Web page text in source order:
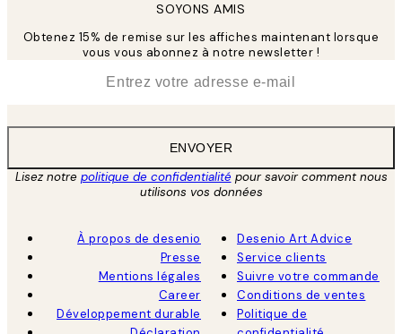
SOYONS AMIS
Obtenez 15% de remise sur les affiches maintenant lorsque
vous vous abonnez à notre newsletter !
ENVOYER
Lisez notre politique de confidentialitépour savoir comment nous
utilisons vos données
À propos de desenio
Presse
Mentions légales
Career
Développement durable
Desenio Art Advice
Service clients
Suivre votre commande
Conditions de ventes
Politique de